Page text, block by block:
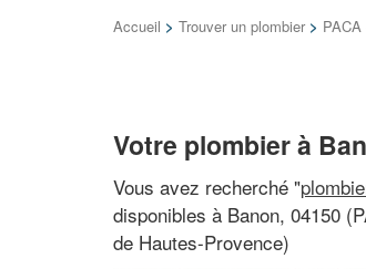
Accueil > Trouver un plombier >
Votre plombier à
Vous avez recherché "
disponibles à Banon, 04150
de Hautes-Provence)